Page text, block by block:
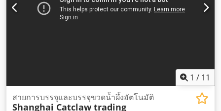
1 / 11
สายการบรรจุและบรรจุขวดน้ำผึ้งอัตโนมัติ
Shanghai Catclaw trading